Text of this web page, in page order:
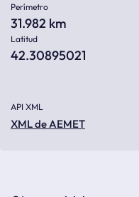
Perímetro
31.982 km
Latitud
42.30895021
API XML
XML de AEMET